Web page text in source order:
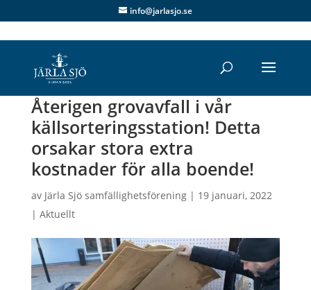
info@jarlasjo.se
Återigen grovavfall i vår
källsorteringsstation! Detta
orsakar stora extra
kostnader för alla boende!
av Järla Sjö samfällighetsförening| 19 januari, 2022
| Aktuellt